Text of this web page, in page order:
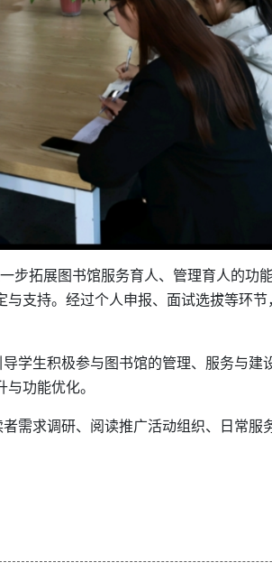
步拓展图书馆服务育人、管理育人的功
支持。经过个人申报、面试选拔等环
学生积极参与图书馆的管理、服务与建
功能优化。
需求调研、阅读推广活动组织、日常服